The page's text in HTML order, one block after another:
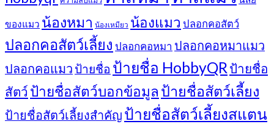
ของแมว น้องหมา น้องเหมียว น้องแมว ปลอกคอสัตว์
ปลอกคอสัตว์เลี้ยง ปลอกคอหมา ปลอกคอหมาแมว
ปลอกคอแมว ป้ายชื่อ ป้ายชื่อ HobbyQR ป้ายชื่อ
สัตว์ ป้ายชื่อสัตว์บอกข้อมูล ป้ายชื่อสัตว์เลี้ยง
ป้ายชื่อสัตว์เลี้ยงสำคัญ ป้ายชื่อสัตว์เลี้ยงสแตน